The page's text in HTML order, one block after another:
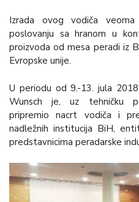
Izrada ovog vodiča
poslovanju sa hranom u
proizvoda od mesa peradi iz
Evropske unije.
U periodu od 9.-13. jula
Wunsch je, uz tehničku
pripremio nacrt vodiča i
nadležnih institucija BiH,
predstavnicima peradarske